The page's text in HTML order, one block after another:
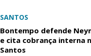
SANTOS
Bontempo defende
e cita cobrança interna
Santos